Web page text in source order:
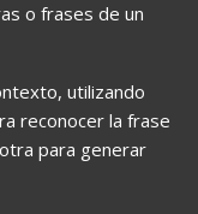
o frases de un
utilizando
reconocer la frase
para generar